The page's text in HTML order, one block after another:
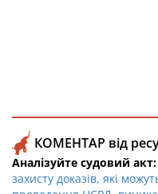
КОМЕНТАР від
Аналізуйте судовий акт:
захисту доказів, які